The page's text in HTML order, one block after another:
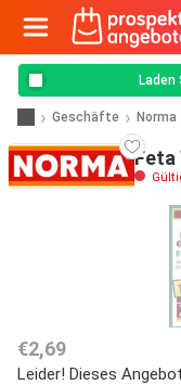
Geschäfte Norma
Feta
€2,69
Leider! Dieses